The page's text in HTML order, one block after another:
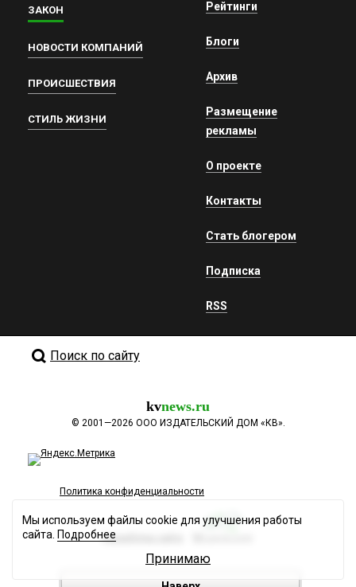
ЗАКОН
НОВОСТИ КОМПАНИЙ
ПРОИСШЕСТВИЯ
СТИЛЬ ЖИЗНИ
Рейтинги
Блоги
Архив
Размещение
рекламы
О проекте
Контакты
Стать блогером
Подписка
RSS
Поиск по сайту
kvnews.ru
© 2001—2026 ООО ИЗДАТЕЛЬСКИЙ ДОМ «КВ».
Политика конфиденциальности
Разработка сайта
Мы используем файлы cookie для улучшения работы
сайта. Подробнее
Принимаю